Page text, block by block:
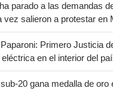
parado a las demandas
vez salieron a protestar en
Primero Justicia
en el interior del
20 gana medalla de oro